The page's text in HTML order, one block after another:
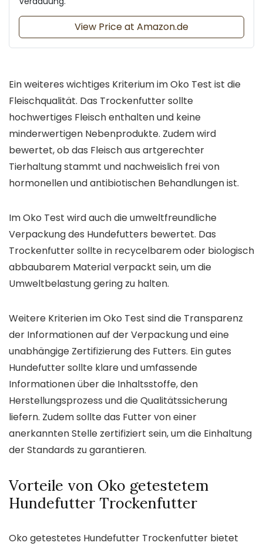
View Price at Amazon.de
Ein weiteres wichtiges Kriterium im Oko Test ist die
Fleischqualität. Das Trockenfutter sollte
hochwertiges Fleisch enthalten und keine
minderwertigen Nebenprodukte. Zudem wird
bewertet, ob das Fleisch aus artgerechter
Tierhaltung stammt und nachweislich frei von
hormonellen und antibiotischen Behandlungen ist.
Im Oko Test wird auch die umweltfreundliche
Verpackung des Hundefutters bewertet. Das
Trockenfutter sollte in recycelbarem oder biologisch
abbaubarem Material verpackt sein, um die
Umweltbelastung gering zu halten.
Weitere Kriterien im Oko Test sind die Transparenz
der Informationen auf der Verpackung und eine
unabhängige Zertifizierung des Futters. Ein gutes
Hundefutter sollte klare und umfassende
Informationen über die Inhaltsstoffe, den
Herstellungsprozess und die Qualitätssicherung
liefern. Zudem sollte das Futter von einer
anerkannten Stelle zertifiziert sein, um die Einhaltung
der Standards zu garantieren.
Vorteile von Oko getestetem
Hundefutter Trockenfutter
Oko getestetes Hundefutter Trockenfutter bietet